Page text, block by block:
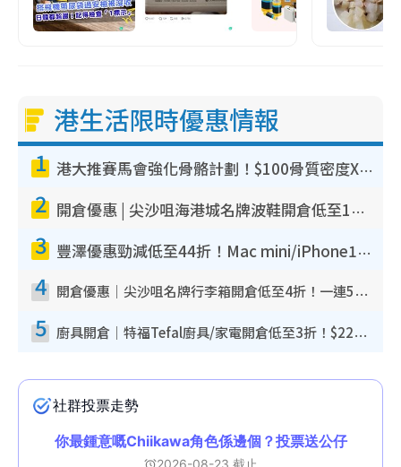
港生活限時優惠情報
1 港大推賽馬會強化骨骼計劃！$100骨質密度X光檢查 完成免費運動訓練送超市禮券！附參加資格
2 開倉優惠 | 尖沙咀海港城名牌波鞋開倉低至1折！On鞋$899起／Joy&Peace鞋履$98起
3 豐澤優惠勁減低至44折！Mac mini/iPhone17Pro大減價！廚房家電$220起
4 開倉優惠｜尖沙咀名牌行李箱開倉低至4折！一連5日 American Tourister/ace./Hallmark $200起！
5 廚具開倉｜特福Tefal廚具/家電開倉低至3折！$220起買平底鍋/炒鑊/湯煲！電飯煲/吸塵機/燙斗$418起